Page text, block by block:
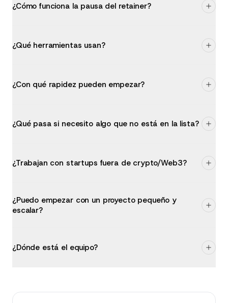
¿Cómo funciona la pausa del retainer?
¿Qué herramientas usan?
¿Con qué rapidez pueden empezar?
¿Qué pasa si necesito algo que no está en la lista?
¿Trabajan con startups fuera de crypto/Web3?
¿Puedo empezar con un proyecto pequeño y
escalar?
¿Dónde está el equipo?